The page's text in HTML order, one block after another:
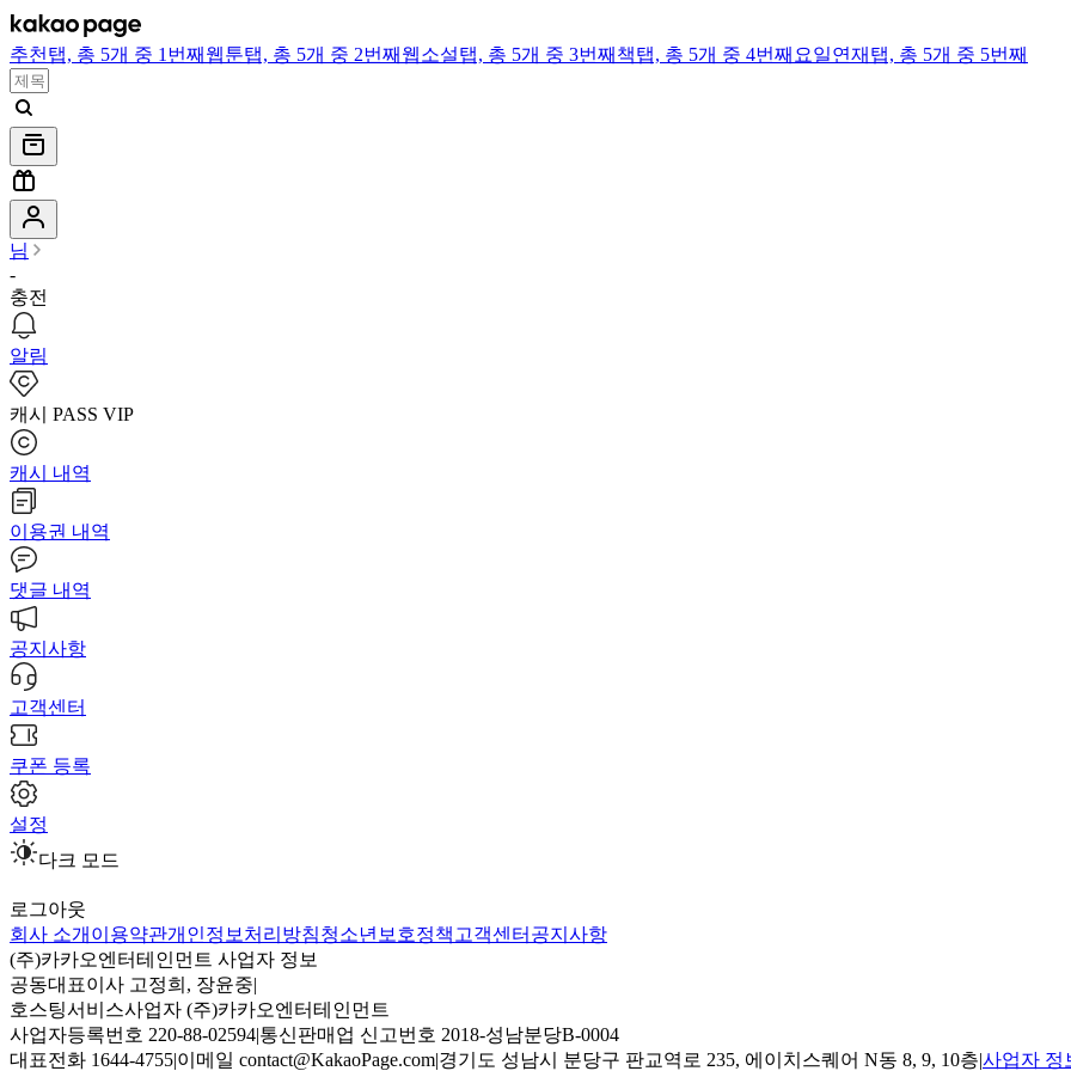
추천 탭, 총 5개 중 1번째 웹툰탭, 총 5개 중 2번째 웹소설탭, 총 5개 중 3번째 책탭, 총 5개 중 4번째 요일연재 탭, 총 5개 중 5번째
님
-
충전
알림
캐시 PASS VIP
캐시 내역
이용권 내역
댓글 내역
공지사항
고객센터
쿠폰 등록
설정
다크 모드
로그아웃
회사 소개 이용약관개인정보처리방침청소년보호정책 고객센터 공지사항
(주)카카오엔터테인먼트 사업자 정보
공동대표이사 고정희, 장윤중|
호스팅서비스사업자 (주)카카오엔터테인먼트
사업자등록번호 220-88-02594|통신판매업 신고번호 2018-성남분당B-0004
대표전화 1644-4755|이메일 contact@KakaoPage.com|경기도 성남시 분당구 판교역로 235, 에이치스퀘어 N동 8, 9, 10층|사업자 정